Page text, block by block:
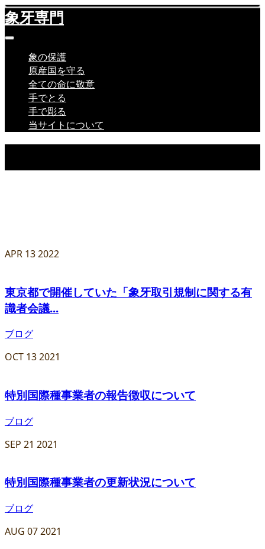
象牙専門
象の保護
原産国を守る
全ての命に敬意
手でとる
手で彫る
当サイトについて
APR 132022
東京都で開催していた「象牙取引規制に関する有
識者会議...
ブログ
OCT 132021
特別国際種事業者の報告徴収について
ブログ
SEP 21 2021
特別国際種事業者の更新状況について
ブログ
AUG 072021